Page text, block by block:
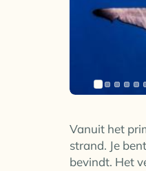
Vanuit het
strand. Je
bevindt. Het